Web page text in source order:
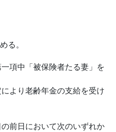
る。
項中「被保険者たる妻」を
より老齢年金の支給を受け
前日において次のいずれか